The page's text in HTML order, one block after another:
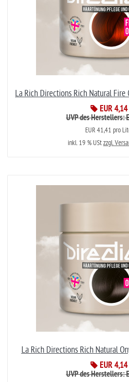
La Rich Directions Rich Natural Fire
EUR 4,14
UVP des Herstellers:
EUR 41,41 pro
inkl. 19 % UStzzgl.
La Rich Directions Rich Natural
EUR 4,14
UVP des Herstellers: